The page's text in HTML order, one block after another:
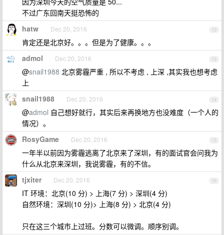
不过广东回南天挺恐怖的
12
hatw Dec 20, 2016
肯定还是北京好。。。但是为了健康。。。
13
admol Dec 20, 2016
@snail1988 北京雾霾严重 , 所以不考虑 , 上深 ,其实我也想考虑
上
14
snail1988 Dec 20, 2016
@admol 自己想好就行，其实后来再换地方也没难度（一个人的
情况）。
15
RosyGame Dec 20, 2016
一年半以前因为雾霾逃离了北京来了深圳，有的面试官会问我为
什么从北京来深圳，我说雾霾，有的不信。
16
tjxiter Dec 20, 2016
IT 环境：北京(10 分) > 上海(7 分) > 深圳(4 分)
自然环境：深圳(10 分)> 上海(8 分) > 北京(4 分)
只在这三个城市上过班。分数可以微调。顺序别调。